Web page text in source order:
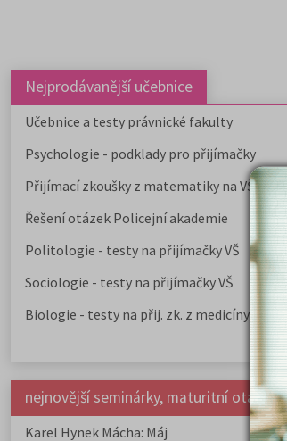
Nejprodávanější učebnice
Učebnice a testy právnické fakulty
Psychologie - podklady pro přijímačky
Přijímací zkoušky z matematiky na VŠE
Řešení otázek Policejní akademie
Politologie - testy na přijímačky VŠ
Sociologie - testy na přijímačky VŠ
Biologie - testy na přij. zk. z medicíny
nejnovější seminárky, maturitní otázky
Karel Hynek Mácha: Máj